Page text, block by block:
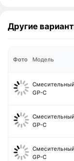
Другие
Фото Модель
GP-C
GP-C
GP-C